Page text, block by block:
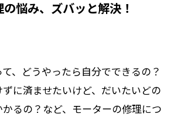
悩み、ズバッと解決！
、どうやったら自分でできるの？
に済ませたいけど、だいたいどの
るの？など、モーターの修理につ